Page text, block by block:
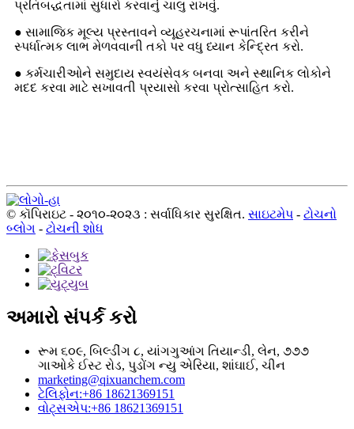
પ્રતિબદ્ધતામાં સુધારો કરવાનું ચાલુ રાખવું.
● સામાજિક મૂલ્ય પ્રસ્તાવને વ્યૂહરચનામાં રૂપાંતરિત કરીને
સ્પર્ધાત્મક લાભ મેળવવાની તકો પર વધુ ધ્યાન કેન્દ્રિત કરો.
● કર્મચારીઓને સમુદાય સ્વયંસેવક બનવા અને સ્થાનિક લોકોને
મદદ કરવા માટે સખાવતી પ્રયાસો કરવા પ્રોત્સાહિત કરો.
© કૉપિરાઇટ - ૨૦૧૦-૨૦૨૩ : સર્વાધિકાર સુરક્ષિત. સાઇટમેપ - ટોચનો
બ્લોગ - ટોચની શોધ
અમારો સંપર્ક કરો
રૂમ ૬૦૯, બિલ્ડીંગ ૮, યાંગગુઆંગ તિયાન્ડી, લેન, ૭૭૭
ગાઓકે ઈસ્ટ રોડ, પુડોંગ ન્યુ એરિયા, શાંઘાઈ, ચીન
marketing@qixuanchem.com
ટેલિફોન:+86 18621369151
વોટ્સએપ:+86 18621369151